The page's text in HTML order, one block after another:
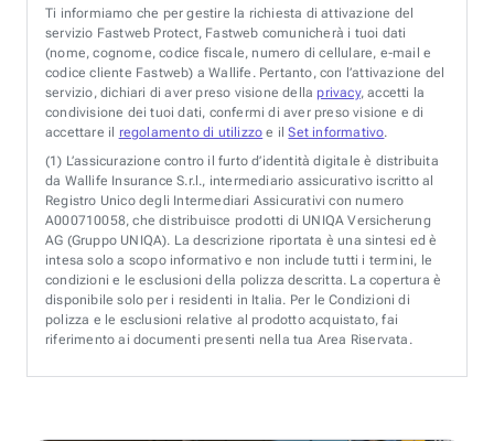
Ti informiamo che per gestire la richiesta di attivazione del
servizio Fastweb Protect, Fastweb comunicherà i tuoi dati
(nome, cognome, codice fiscale, numero di cellulare, e-mail e
codice cliente Fastweb) a Wallife. Pertanto, con l’attivazione del
servizio, dichiari di aver preso visione della privacy, accetti la
condivisione dei tuoi dati, confermi di aver preso visione e di
accettare il regolamento di utilizzo e ilSet informativo.
(1) L’assicurazione contro il furto d’identità digitale è distribuita
da Wallife Insurance S.r.l., intermediario assicurativo iscritto al
Registro Unico degli Intermediari Assicurativi con numero
A000710058, che distribuisce prodotti di UNIQA Versicherung
AG (Gruppo UNIQA). La descrizione riportata è una sintesi ed è
intesa solo a scopo informativo e non include tutti i termini, le
condizioni e le esclusioni della polizza descritta. La copertura è
disponibile solo per i residenti in Italia. Per le Condizioni di
polizza e le esclusioni relative al prodotto acquistato, fai
riferimento ai documenti presenti nella tua Area Riservata.